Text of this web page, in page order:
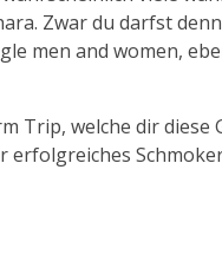
Zwar du darfst
men and women,
Trip, welche dir diese
erfolgreiches